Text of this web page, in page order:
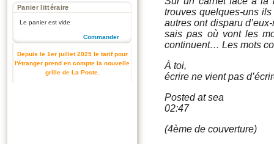
Panier littéraire
Le panier est vide
Commander
Depuis le 1er juillet 2025 le tarif pour
l'étranger prend en compte la nouvelle
grille de La Poste.
trouves quelques-uns
autres ont disparu
sais pas où vont les
continuent… Les mots
À toi,
écrire ne vient pas
Posted at sea
02:47
(4ème de couverture)